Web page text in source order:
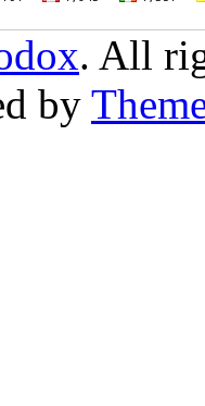
. All
by